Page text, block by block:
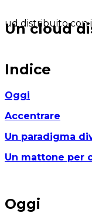
Un cloud
Indice
Oggi
Accentrare
Un paradigma
Un mattone per
Oggi